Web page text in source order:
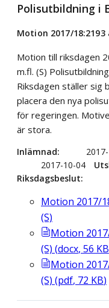
Polisutbildning i
Motion 2017/
Motion till riksdagen
m.fl. (S)
Riksdagen ställer sig
placera den nya
för regeringen.
är stora.
Inlämnad
2017-10-04
Riksdagsbeslut
Motion 2017/
(S)
Motion
(S) (docx, 56 KB
Motion
(S) (pdf, 72 KB)